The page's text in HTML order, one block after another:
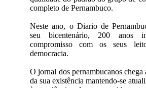
completo de Pernambuco.
Neste ano, o Diario de
seu bicentenário, 200 anos
compromisso com os seus
democracia.
O jornal dos pernambucanos chega
da sua existência mantendo-se